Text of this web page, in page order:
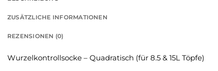
ZUSÄTZLICHE INFORMATIONEN
REZENSIONEN (0)
Wurzelkontrollsocke – Quadratisch (für 8.5 & 15L Töpfe)